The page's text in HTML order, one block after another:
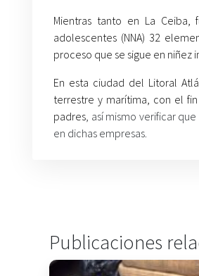
Mientras tanto en La
adolescentes (NNA) 32
proceso que se sigue en niñez
En esta ciudad del Litoral
terrestre y marítima, con el
padres, así mismo verificar
en dichas empresas.
Publicaciones